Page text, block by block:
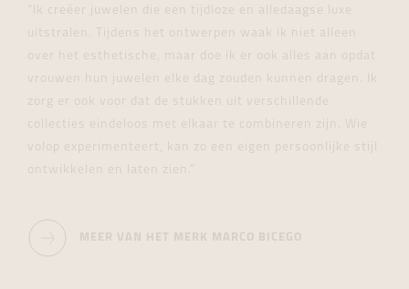
“Ik creëer juwelen die een tijdloze en alledaagse luxe
uitstralen. Tijdens het ontwerpen waak ik niet alleen
over het esthetische, maar doe ik er ook alles aan opdat
vrouwen hun juwelen elke dag zouden kunnen dragen. Ik
zorg er ook voor dat de stukken uit verschillende
collecties eindeloos met elkaar te combineren zijn. Wie
volop experimenteert, kan zo een eigen persoonlijke stijl
ontwikkelen en laten zien.”
MEER VAN HET MERK MARCO BICEGO